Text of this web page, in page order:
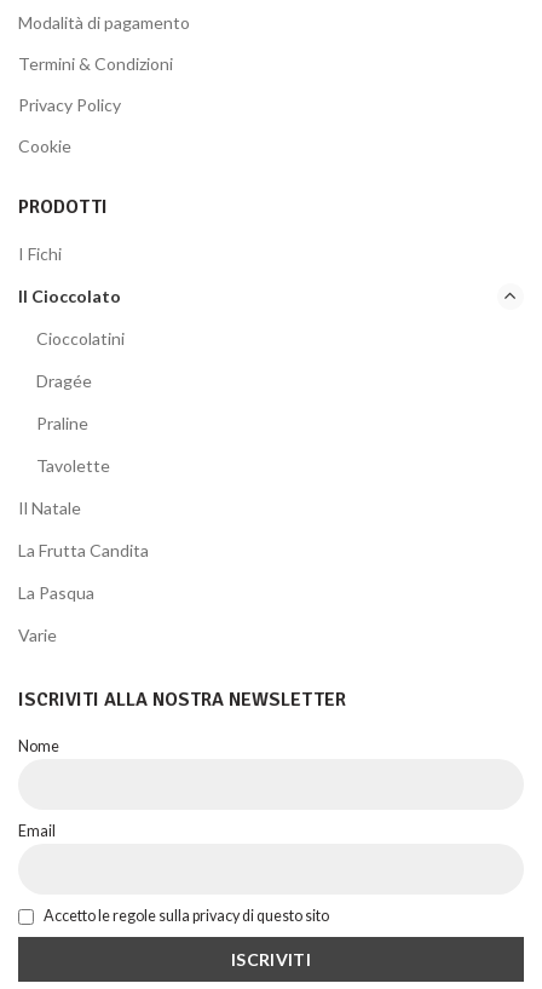
Modalità di pagamento
Termini & Condizioni
Privacy Policy
Cookie
PRODOTTI
I Fichi
Il Cioccolato
Cioccolatini
Dragée
Praline
Tavolette
Il Natale
La Frutta Candita
La Pasqua
Varie
ISCRIVITI ALLA NOSTRA NEWSLETTER
Nome
Email
Accetto le regole sulla privacy di questo sito